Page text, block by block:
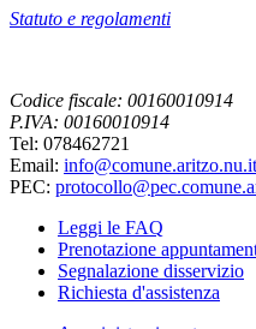
Statuto e regolamenti
Codice fiscale: 00160010914
P.IVA: 00160010914
Tel: 078462721
Email: info@comune.aritzo.nu.it
PEC:
Leggi le FAQ
Prenotazione
Segnalazione disservizio
Richiesta d'assistenza